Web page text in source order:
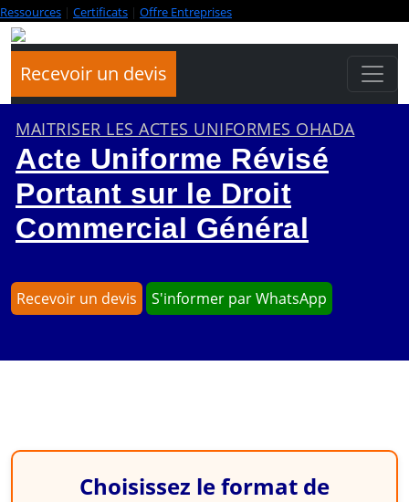
Ressources | Certificats | Offre Entreprises
Recevoir un devis
MAITRISER LES ACTES UNIFORMES OHADA
Acte Uniforme Révisé
Portant sur le Droit
Commercial Général
Recevoir un devis S'informer par WhatsApp
Choisissez le format de